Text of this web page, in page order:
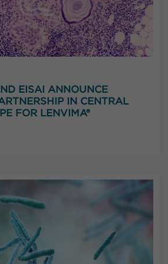
EISAI ANNOUNCE
IN CENTRAL
FOR LENVIMA®